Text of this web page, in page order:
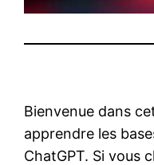
Bienvenue dans
apprendre les
ChatGPT. Si vous